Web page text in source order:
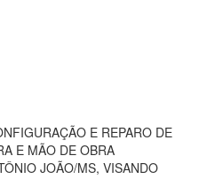
E REPARO DE
E MÃO DE OBRA
JOÃO/MS, VISANDO